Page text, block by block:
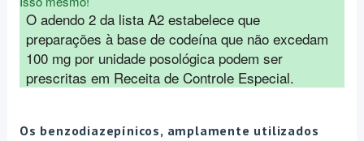
O adendo 2 da lista A2 estabelece que
preparações à base de codeína que não excedam
100 mg por unidade posológica podem ser
prescritas em Receita de Controle Especial.
Os benzodiazepínicos, amplamente utilizados